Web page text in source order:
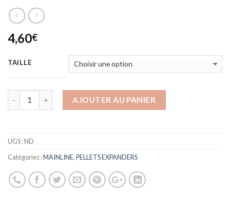
4,60€
TAILLE
AJOUTER AU PANIER
UGS :ND
Catégories :MAINLINE,PELLETS EXPANDERS